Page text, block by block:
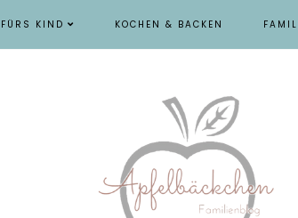
KIND KOCHEN & BACKEN